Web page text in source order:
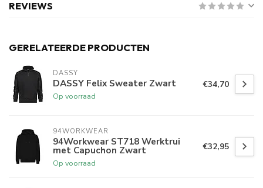
REVIEWS
GERELATEERDE PRODUCTEN
DASSY
DASSY Felix Sweater Zwart
Op voorraad
€34,70
94WORKWEAR
94Workwear ST718 Werktrui
met Capuchon Zwart
Op voorraad
€32,95